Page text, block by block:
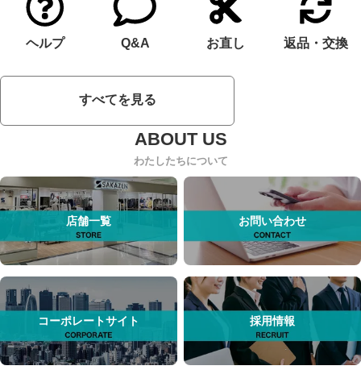
ヘルプ Q&A お直し 返品・交換
すべてを見る
わたしたちについて
店舗一覧 お問い合わせ
コーポレートサイト 採用情報